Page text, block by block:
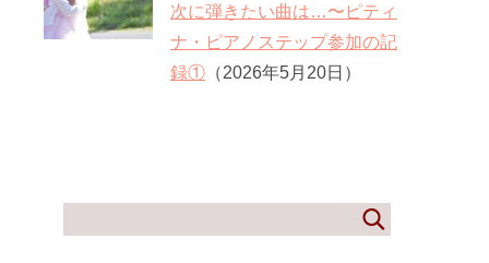
次に弾きたい曲は…〜ピティ
ナ・ピアノステップ参加の記
録① （2026年5月20日）